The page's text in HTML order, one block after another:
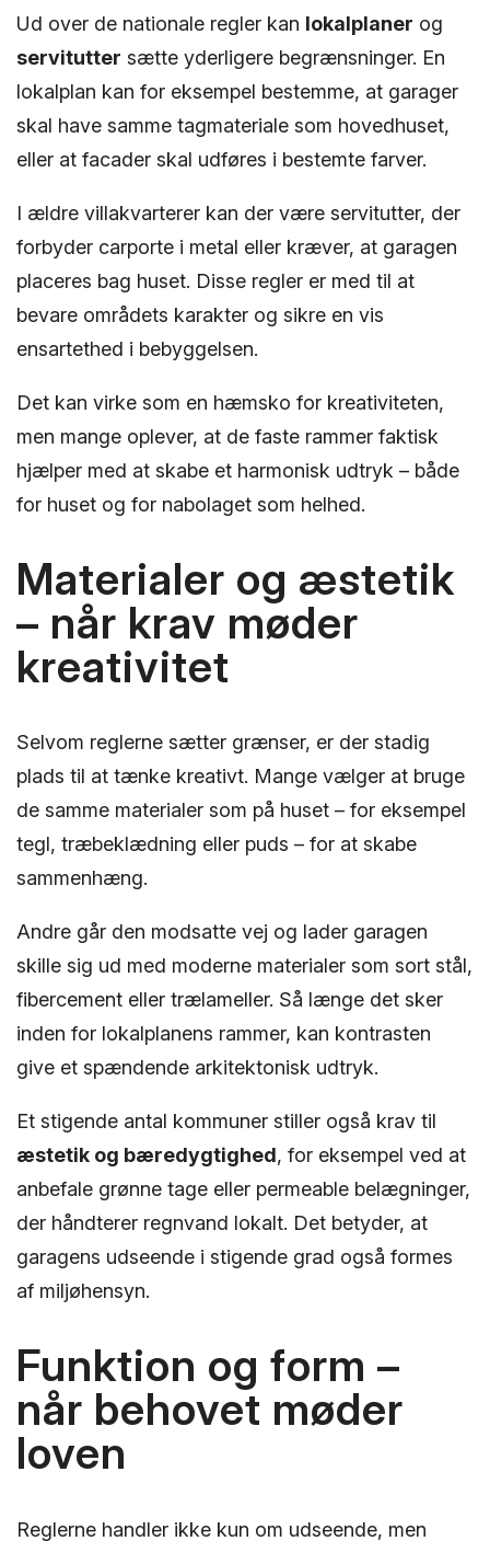
Ud over de nationale regler kan lokalplaner og
servitutter sætte yderligere begrænsninger. En
lokalplan kan for eksempel bestemme, at garager
skal have samme tagmateriale som hovedhuset,
eller at facader skal udføres i bestemte farver.
I ældre villakvarterer kan der være servitutter, der
forbyder carporte i metal eller kræver, at garagen
placeres bag huset. Disse regler er med til at
bevare områdets karakter og sikre en vis
ensartethed i bebyggelsen.
Det kan virke som en hæmsko for kreativiteten,
men mange oplever, at de faste rammer faktisk
hjælper med at skabe et harmonisk udtryk – både
for huset og for nabolaget som helhed.
Materialer og æstetik
– når krav møder
kreativitet
Selvom reglerne sætter grænser, er der stadig
plads til at tænke kreativt. Mange vælger at bruge
de samme materialer som på huset – for eksempel
tegl, træbeklædning eller puds – for at skabe
sammenhæng.
Andre går den modsatte vej og lader garagen
skille sig ud med moderne materialer som sort stål,
fibercement eller trælameller. Så længe det sker
inden for lokalplanens rammer, kan kontrasten
give et spændende arkitektonisk udtryk.
Et stigende antal kommuner stiller også krav til
æstetik og bæredygtighed, for eksempel ved at
anbefale grønne tage eller permeable belægninger,
der håndterer regnvand lokalt. Det betyder, at
garagens udseende i stigende grad også formes
af miljøhensyn.
Funktion og form –
når behovet møder
loven
Reglerne handler ikke kun om udseende, men